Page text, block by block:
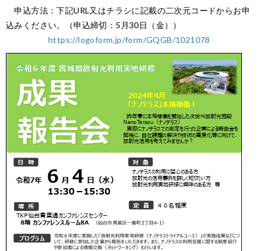
申込方法：下記URL又はチラシに記載の二次元コードからお申
込みください。（申込締切：5月30日（金））
https://logoform.jp/form/GQGB/1021078